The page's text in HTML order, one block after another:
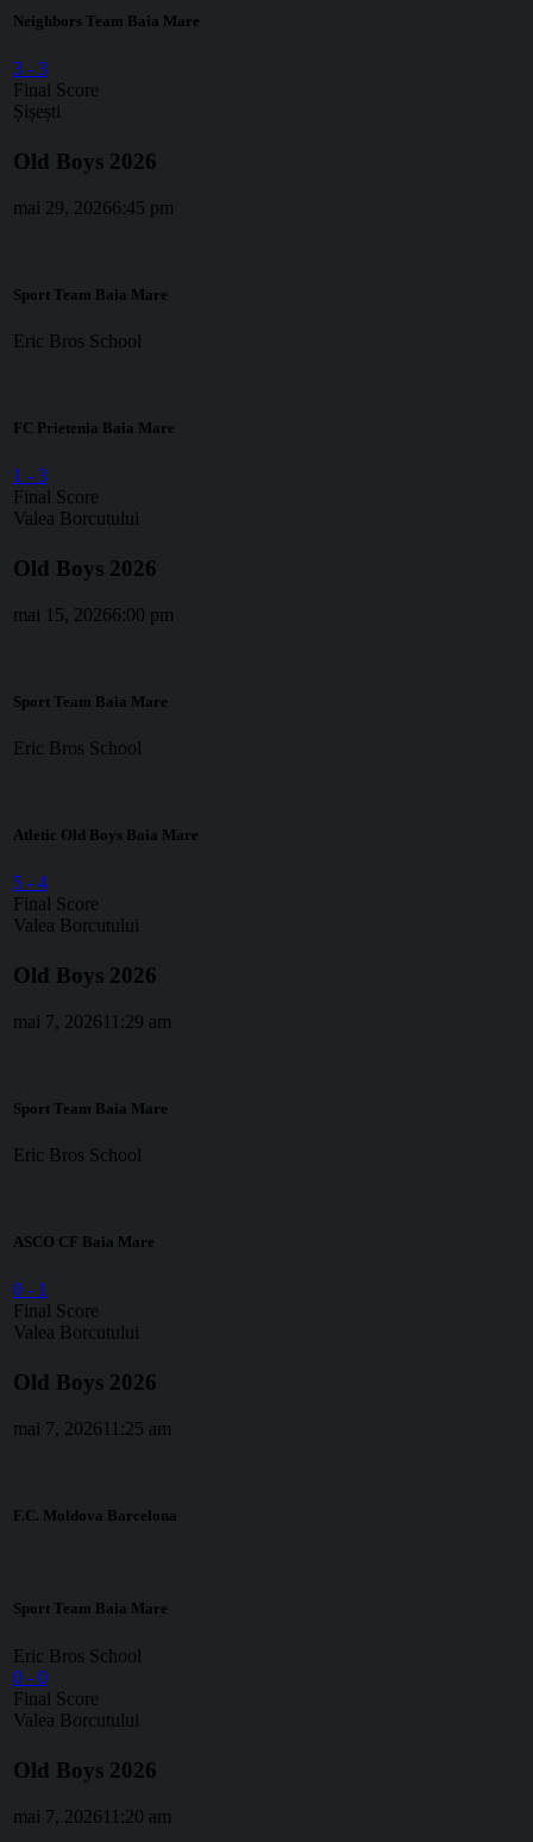
Neighbors Team Baia Mare
3 - 3
Final Score
Șișești
Old Boys 2026
mai 29, 20266:45 pm
Sport Team Baia Mare
Eric Bros School
FC Prietenia Baia Mare
1 - 3
Final Score
Valea Borcutului
Old Boys 2026
mai 15, 20266:00 pm
Sport Team Baia Mare
Eric Bros School
Atletic Old Boys Baia Mare
5 - 4
Final Score
Valea Borcutului
Old Boys 2026
mai 7, 2026 11:29 am
Sport Team Baia Mare
Eric Bros School
ASCO CF Baia Mare
0 - 1
Final Score
Valea Borcutului
Old Boys 2026
mai 7, 2026 11:25 am
F.C. Moldova Barcelona
Sport Team Baia Mare
Eric Bros School
0 - 0
Final Score
Valea Borcutului
Old Boys 2026
mai 7, 2026 11:20 am